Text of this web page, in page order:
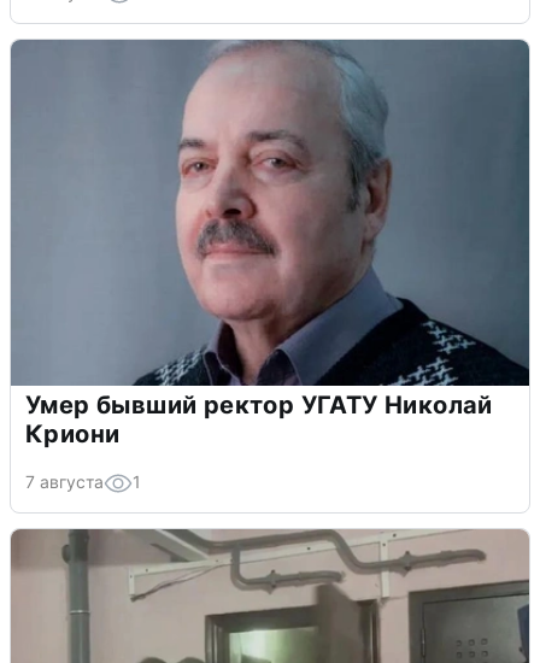
Умер бывший ректор УГАТУ Николай
Криони
7 августа 1